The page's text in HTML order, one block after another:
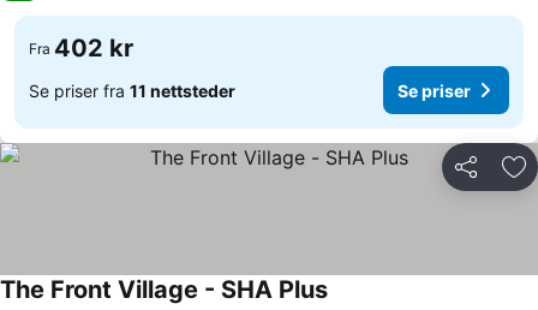
Fra 402 kr
Se priser fra 11 nettsteder Se priser
Del
The Front Village - SHA Plus